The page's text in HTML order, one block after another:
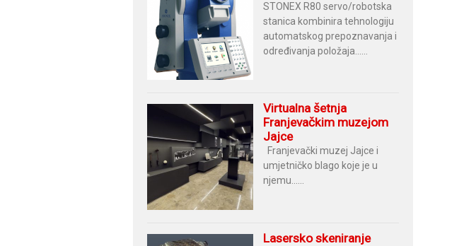
STONEX R80 servo/robotska
stanica kombinira tehnologiju
automatskog prepoznavanja i
određivanja položaja......
Virtualna šetnja
Franjevačkim muzejom
Jajce
Franjevački muzej Jajce i
umjetničko blago koje je u
njemu......
Lasersko skeniranje